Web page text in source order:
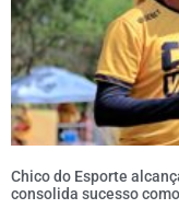
Chico do Esporte
consolida sucesso